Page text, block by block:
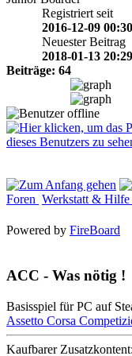
Registriert seit
2016-12-09
Neuester Beitrag
2018-01-13
Beiträge: 64
Foren Werkstatt & Hilfe
Powered by FireBoard
ACC - Was nötig !
Basisspiel für PC auf
Assetto Corsa
Kaufbarer Zusatzkontent: